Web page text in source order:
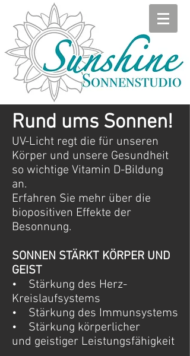
Rund ums Sonnen!
UV-Licht regt die für unseren
Körper und unsere Gesundheit
so wichtige Vitamin D-Bildung
an.
Erfahren Sie mehr über die
biopositiven Effekte der
Besonnung.
SONNEN STÄRKT KÖRPER UND
GEIST
• Stärkung des Herz-
Kreislaufsystems
• Stärkung des Immunsystems
• Stärkung körperlicher
und geistiger Leistungsfähigkeit